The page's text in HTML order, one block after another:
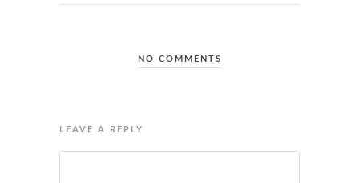
NO COMMENTS
LEAVE A REPLY